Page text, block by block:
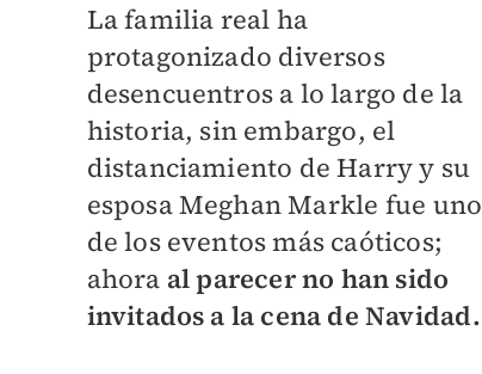
La familia real ha
protagonizado diversos
desencuentros a lo largo de la
historia, sin embargo, el
distanciamiento de Harry y su
esposa Meghan Markle fue uno
de los eventos más caóticos;
ahora al parecer no han sido
invitados a la cena de Navidad.